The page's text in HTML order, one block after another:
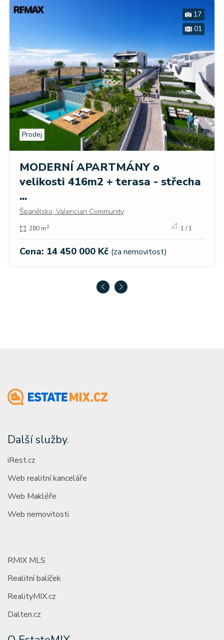
17
01
Prodej
MODERNÍ APARTMÁNY o
velikosti 416m2 + terasa - střecha
...
Španělsko, Valencian Community
280 m2 1 / 1
Cena: 14 450 000 Kč (za nemovitost)
Další služby.
iRest.cz
Web realitní kanceláře
Web Makléře
Web nemovitosti
RMIX MLS
Realitní balíček
RealityMIX.cz
Dalten.cz